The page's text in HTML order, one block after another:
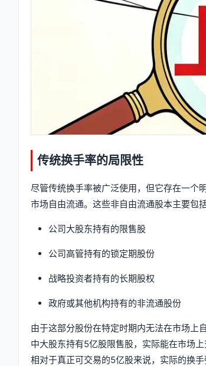
传统换手率的局限性
尽管传统换手率被广泛使用，但它存在一个
市场自由流通。这些非自由流通股本主要包括
公司大股东持有的限售股
公司高管持有的锁定期股份
战略投资者持有的长期股权
政府或其他机构持有的非流通股份
由于这部分股份在特定时期内无法在市场上
中大股东持有5亿股限售股，实际能在市场
相对于真正可交易的5亿股来说，实际的换